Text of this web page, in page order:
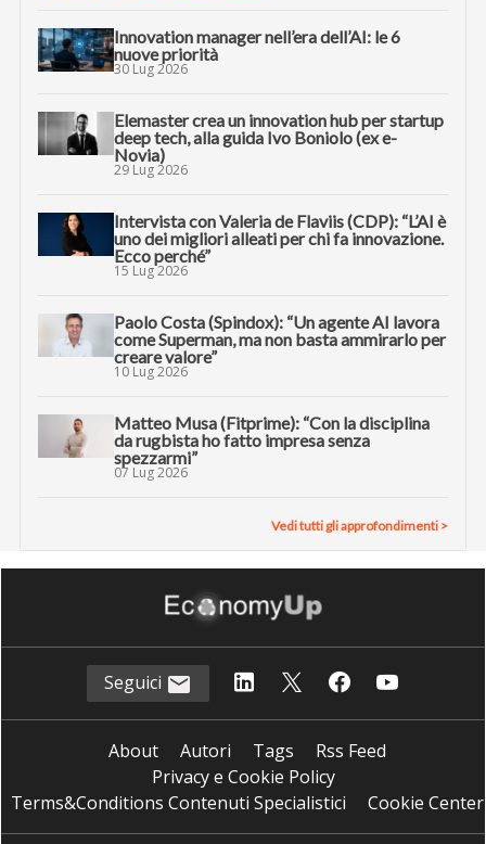
Innovation manager nell’era dell’AI: le 6
nuove priorità
30 Lug 2026
Elemaster crea un innovation hub per startup
deep tech, alla guida Ivo Boniolo (ex e-
Novia)
29 Lug 2026
Intervista con Valeria de Flaviis (CDP): “L’AI è
uno dei migliori alleati per chi fa innovazione.
Ecco perché”
15 Lug 2026
Paolo Costa (Spindox): “Un agente AI lavora
come Superman, ma non basta ammirarlo per
creare valore”
10 Lug 2026
Matteo Musa (Fitprime): “Con la disciplina
da rugbista ho fatto impresa senza
spezzarmi”
07 Lug 2026
Vedi tutti gli approfondimenti >
Seguici
About Autori Tags
Rss Feed
Privacy e Cookie Policy
Terms&Conditions Contenuti Specialistici
Cookie Center